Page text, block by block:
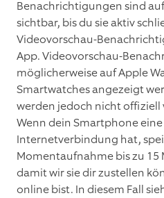
Benachrichtigungen sind
sichtbar, bis du sie aktiv
Videovorschau-
App. Videovorschau-
möglicherweise auf Apple
Smartwatches angezeigt
werden jedoch nicht
Wenn dein Smartphone
Internetverbindung hat,
Momentaufnahme bis zu 15
damit wir sie dir zustellen
online bist. In diesem Fall